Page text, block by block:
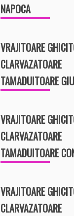
NAPOCA
VRAJITOARE
CLARVAZATOARE
TAMADUITOARE
VRAJITOARE
CLARVAZATOARE
TAMADUITOARE
VRAJITOARE
CLARVAZATOARE